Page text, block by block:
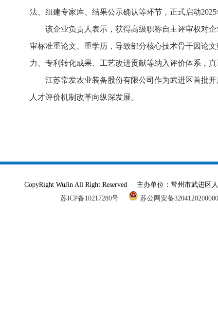
法、组建专家库、结果公示确认等环节，正式启动
该企业负责人表示，获得高级职称自主评审权对
审标准重论文、重学历，导致部分核心技术骨干因论
力、专利转化成果、工艺改进贡献等纳入评价体系，
江苏常发农业装备股份有限公司作为武进区首批
人才评价机制改革向纵深发展。
CopyRight WuJin All Right Reserved 主办单位：常州市武进
苏ICP备10217280号
苏公网安备